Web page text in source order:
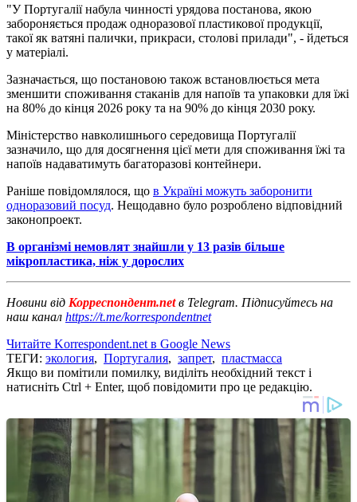
"У Португалії набула чинності урядова постанова, якою
забороняється продаж одноразової пластикової продукції,
такої як ватяні палички, прикраси, столові прилади", - йдеться
у матеріалі.
Зазначається, що постановою також встановлюється мета
зменшити споживання стаканів для напоїв та упаковки для їжі
на 80% до кінця 2026 року та на 90% до кінця 2030 року.
Міністерство навколишнього середовища Португалії
зазначило, що для досягнення цієї мети для споживання їжі та
напоїв надаватимуть багаторазові контейнери.
Раніше повідомлялося, що в Україні можуть заборонити
одноразовий посуд. Нещодавно було розроблено відповідний
законопроект.
В організмі немовлят знайшли у 13 разів більше
мікропластика, ніж у дорослих
Новини від Корреспондент.netв Telegram. Підписуйтесь на
наш канал https://t.me/korrespondentnet
Читайте Korrespondent.net в Google News
ТЕГИ: экология, Португалия, запрет, пластмасса
Якщо ви помітили помилку, виділіть необхідний текст і
натисніть Ctrl + Enter, щоб повідомити про це редакцію.